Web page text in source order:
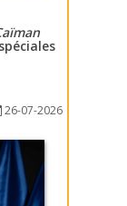
26-07-2026